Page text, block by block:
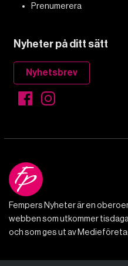
Prenumerera
Nyheter på ditt sätt
Nyhetsbrev
Fempers Nyheter är en
webben som utkommer
och som ges ut av